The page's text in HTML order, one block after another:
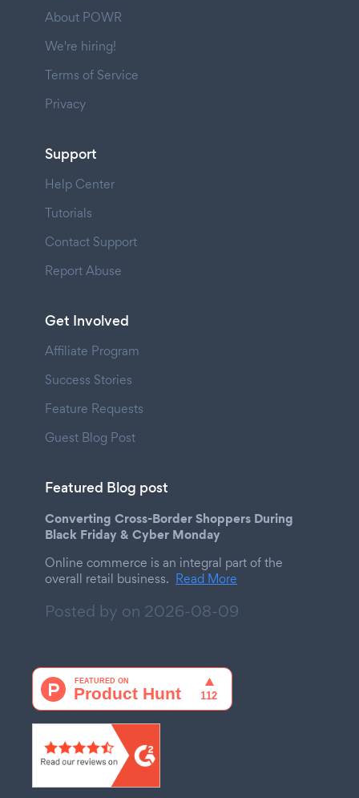
About POWR
We're hiring!
Terms of Service
Privacy
Support
Help Center
Tutorials
Contact Support
Report Abuse
Get Involved
Affiliate Program
Success Stories
Feature Requests
Guest Blog Post
Featured Blog post
Converting Cross-Border Shoppers During
Black Friday & Cyber Monday
Online commerce is an integral part of the
overall retail business. Read More
Posted by on 2026-08-09